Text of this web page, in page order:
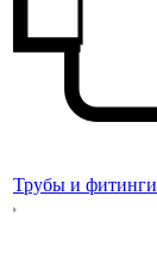
Трубы и фитинги